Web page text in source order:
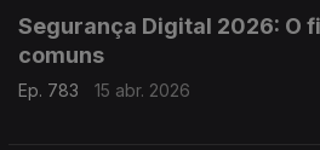
Segurança Digital 2026: O
comuns
Ep. 783 15 abr. 2026